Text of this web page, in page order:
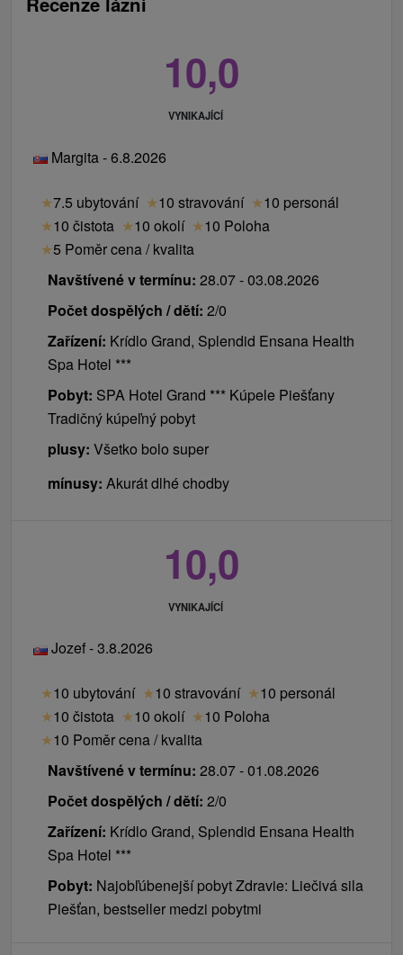
10,0
VYNIKAJÍCÍ
Margita - 6.8.2026
★7.5 ubytování ★10 stravování ★10 personál
★10 čistota ★10 okolí ★10 Poloha
★5 Poměr cena / kvalita
Navštívené v termínu: 28.07 - 03.08.2026
Počet dospělých / dětí: 2/0
Zařízení: Krídlo Grand, Splendid Ensana Health
Spa Hotel ***
Pobyt: SPA Hotel Grand *** Kúpele Piešťany
Tradičný kúpeľný pobyt
plusy: Všetko bolo super
mínusy: Akurát dlhé chodby
10,0
VYNIKAJÍCÍ
Jozef - 3.8.2026
★10 ubytování ★10 stravování ★10 personál
★10 čistota ★10 okolí ★10 Poloha
★10 Poměr cena / kvalita
Navštívené v termínu: 28.07 - 01.08.2026
Počet dospělých / dětí: 2/0
Zařízení: Krídlo Grand, Splendid Ensana Health
Spa Hotel ***
Pobyt: Najobľúbenejší pobyt Zdravie: Liečivá sila
Piešťan, bestseller medzi pobytmi